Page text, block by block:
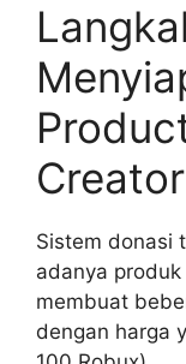
Sistem donasi
adanya
membuat
dengan harga